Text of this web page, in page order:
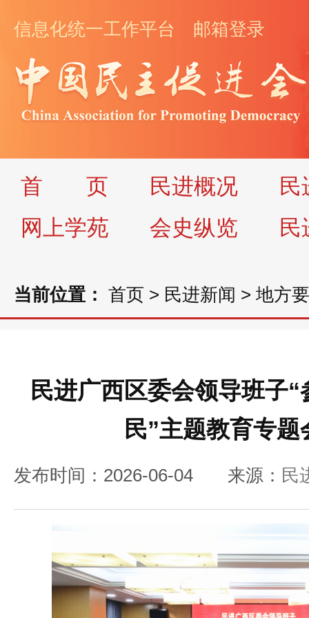
信息化统一工作平台 邮箱登录
首 页 民进概况
民
网上学苑
会史纵览 民
当前位置： 首页 > 民进新闻 > 地方
民进广西区委会领导班子
民”主题教育专题
发布时间：2026-06-04 来源： 民